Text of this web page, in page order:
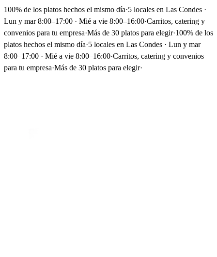
100% de los platos hechos el mismo día·5 locales en Las Condes ·
Lun y mar 8:00–17:00 · Mié a vie 8:00–16:00·Carritos, catering y
convenios para tu empresa·Más de 30 platos para elegir·100% de los
platos hechos el mismo día·5 locales en Las Condes · Lun y mar
8:00–17:00 · Mié a vie 8:00–16:00·Carritos, catering y convenios
para tu empresa·Más de 30 platos para elegir·